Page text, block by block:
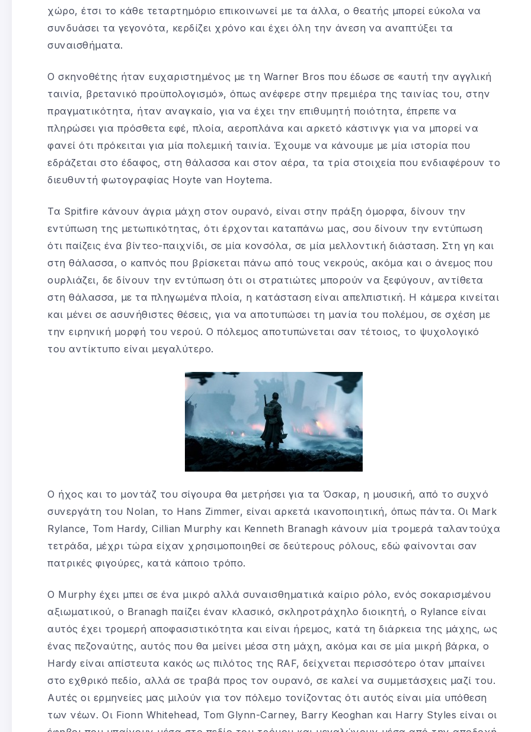
χώρο, έτσι το κάθε τεταρτημόριο επικοινωνεί με τα άλλα, ο θεατής μπορεί εύκολα να
συνδυάσει τα γεγονότα, κερδίζει χρόνο και έχει όλη την άνεση να αναπτύξει τα
συναισθήματα.
Ο σκηνοθέτης ήταν ευχαριστημένος με τη Warner Bros που έδωσε σε «αυτή την αγγλική
ταινία, βρετανικό προϋπολογισμό», όπως ανέφερε στην πρεμιέρα της ταινίας του, στην
πραγματικότητα, ήταν αναγκαίο, για να έχει την επιθυμητή ποιότητα, έπρεπε να
πληρώσει για πρόσθετα εφέ, πλοία, αεροπλάνα και αρκετό κάστινγκ για να μπορεί να
φανεί ότι πρόκειται για μία πολεμική ταινία. Έχουμε να κάνουμε με μία ιστορία που
εδράζεται στο έδαφος, στη θάλασσα και στον αέρα, τα τρία στοιχεία που ενδιαφέρουν το
διευθυντή φωτογραφίας Hoyte van Hoytema.
Τα Spitfire κάνουν άγρια μάχη στον ουρανό, είναι στην πράξη όμορφα, δίνουν την
εντύπωση της μετωπικότητας, ότι έρχονται καταπάνω μας, σου δίνουν την εντύπωση
ότι παίζεις ένα βίντεο-παιχνίδι, σε μία κονσόλα, σε μία μελλοντική διάσταση. Στη γη και
στη θάλασσα, ο καπνός που βρίσκεται πάνω από τους νεκρούς, ακόμα και ο άνεμος που
ουρλιάζει, δε δίνουν την εντύπωση ότι οι στρατιώτες μπορούν να ξεφύγουν, αντίθετα
στη θάλασσα, με τα πληγωμένα πλοία, η κατάσταση είναι απελπιστική. Η κάμερα κινείται
και μένει σε ασυνήθιστες θέσεις, για να αποτυπώσει τη μανία του πολέμου, σε σχέση με
την ειρηνική μορφή του νερού. Ο πόλεμος αποτυπώνεται σαν τέτοιος, το ψυχολογικό
του αντίκτυπο είναι μεγαλύτερο.
Ο ήχος και το μοντάζ του σίγουρα θα μετρήσει για τα Όσκαρ, η μουσική, από το συχνό
συνεργάτη του Nolan, το Hans Zimmer, είναι αρκετά ικανοποιητική, όπως πάντα. Οι Mark
Rylance, Tom Hardy, Cillian Murphy και Kenneth Branagh κάνουν μία τρομερά ταλαντούχα
τετράδα, μέχρι τώρα είχαν χρησιμοποιηθεί σε δεύτερους ρόλους, εδώ φαίνονται σαν
πατρικές φιγούρες, κατά κάποιο τρόπο.
Ο Murphy έχει μπει σε ένα μικρό αλλά συναισθηματικά καίριο ρόλο, ενός σοκαρισμένου
αξιωματικού, ο Branagh παίζει έναν κλασικό, σκληροτράχηλο διοικητή, ο Rylance είναι
αυτός έχει τρομερή αποφασιστικότητα και είναι ήρεμος, κατά τη διάρκεια της μάχης, ως
ένας πεζοναύτης, αυτός που θα μείνει μέσα στη μάχη, ακόμα και σε μία μικρή βάρκα, ο
Hardy είναι απίστευτα κακός ως πιλότος της RAF, δείχνεται περισσότερο όταν μπαίνει
στο εχθρικό πεδίο, αλλά σε τραβά προς τον ουρανό, σε καλεί να συμμετάσχεις μαζί του.
Αυτές οι ερμηνείες μας μιλούν για τον πόλεμο τονίζοντας ότι αυτός είναι μία υπόθεση
των νέων. Οι Fionn Whitehead, Tom Glynn-Carney, Barry Keoghan και Harry Styles είναι οι